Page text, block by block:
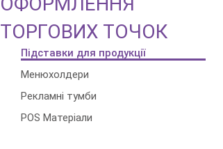
ТОРГОВИХ ТОЧОК
Підставки для продукції
Менюхолдери
Рекламні тумби
POS Матеріали